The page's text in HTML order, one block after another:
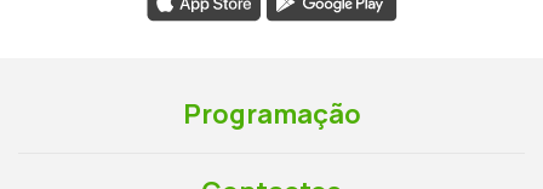
Programação